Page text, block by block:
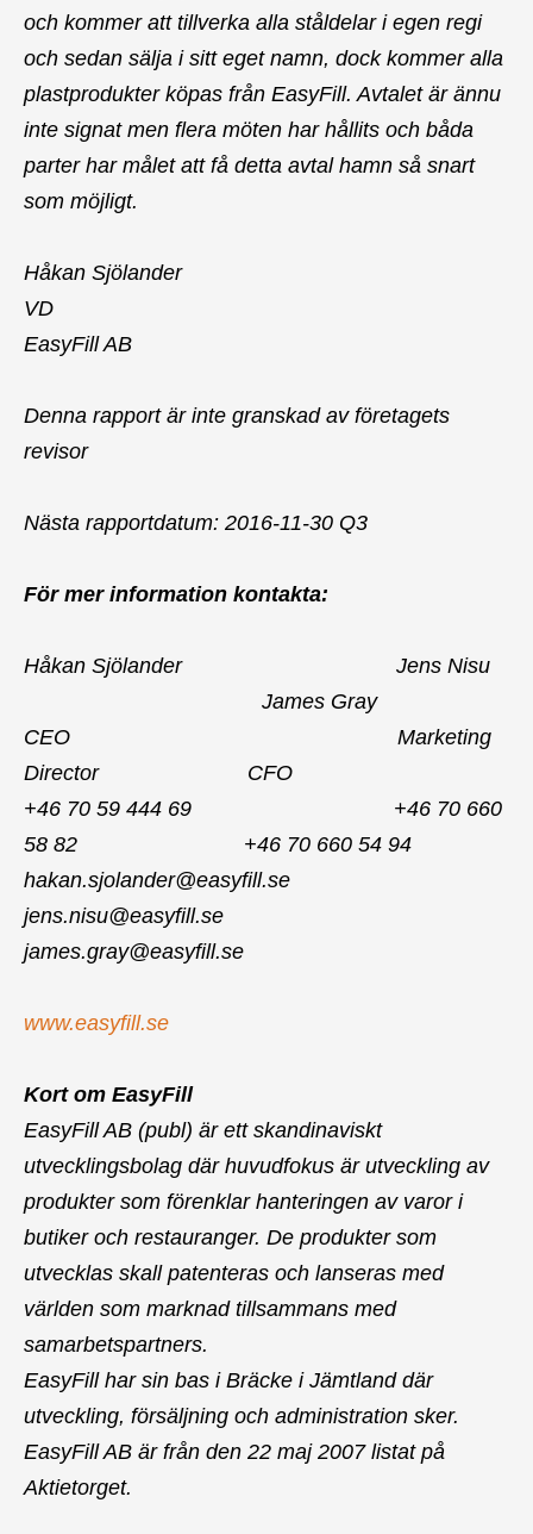
och kommer att tillverka alla ståldelar i egen regi
och sedan sälja i sitt eget namn, dock kommer alla
plastprodukter köpas från EasyFill. Avtalet är ännu
inte signat men flera möten har hållits och båda
parter har målet att få detta avtal hamn så snart
som möjligt.
Håkan Sjölander
VD
EasyFill AB
Denna rapport är inte granskad av företagets
revisor
Nästa rapportdatum: 2016-11-30 Q3
För mer information kontakta:
Håkan Sjölander Jens Nisu
James Gray
CEO Marketing
Director CFO
+46 70 59 444 69 +46 70 660
58 82 +46 70 660 54 94
hakan.sjolander@easyfill.se
jens.nisu@easyfill.se
james.gray@easyfill.se
www.easyfill.se
Kort om EasyFill
EasyFill AB (publ) är ett skandinaviskt
utvecklingsbolag där huvudfokus är utveckling av
produkter som förenklar hanteringen av varor i
butiker och restauranger. De produkter som
utvecklas skall patenteras och lanseras med
världen som marknad tillsammans med
samarbetspartners.
EasyFill har sin bas i Bräcke i Jämtland där
utveckling, försäljning och administration sker.
EasyFill AB är från den 22 maj 2007 listat på
Aktietorget.